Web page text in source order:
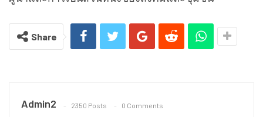
Share
Admin2 2350 Posts 0 Comments